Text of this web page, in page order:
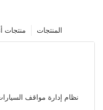
المنتجات منتجات